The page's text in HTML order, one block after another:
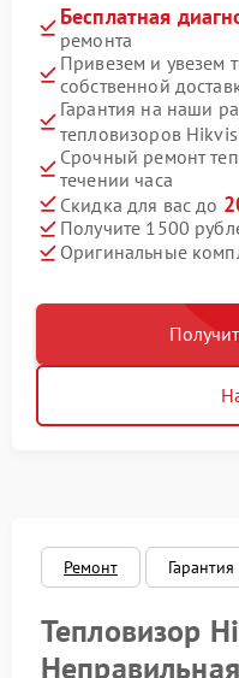
Бесплатная
ремонта
Привезем и увезем
собственной
Гарантия на наши
тепловизоров
Срочный ремонт
течении часа
Скидка для вас до
Получите 1500
Оригинальные
Ремонт Гарантия
Тепловизор